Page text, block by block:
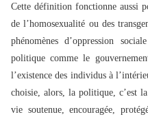
Cette définition fonctionne aussi
de l’homosexualité ou des
phénomènes d’oppression
politique comme le
l’existence des individus à
choisie, alors, la politique, c’est
vie soutenue, encouragée,